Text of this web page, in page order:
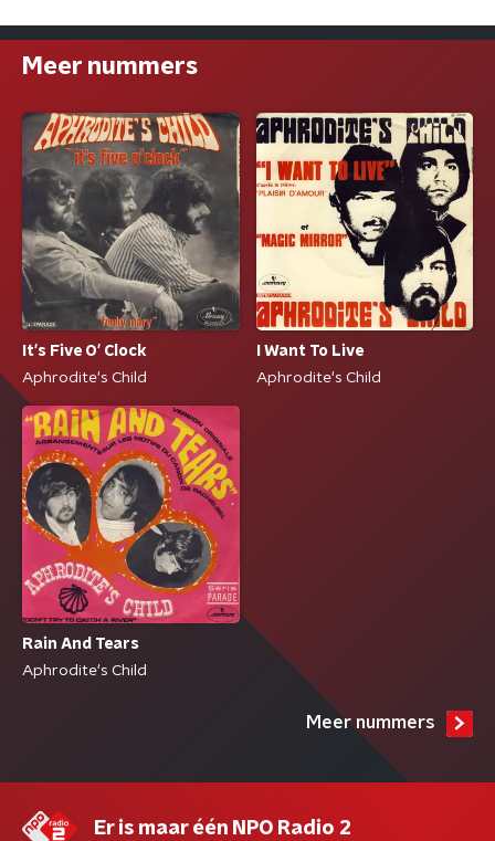
Meer nummers
It's Five O' Clock
Aphrodite's Child
I Want To Live
Aphrodite's Child
Rain And Tears
Aphrodite's Child
Meer nummers
Er is maar één NPO Radio 2